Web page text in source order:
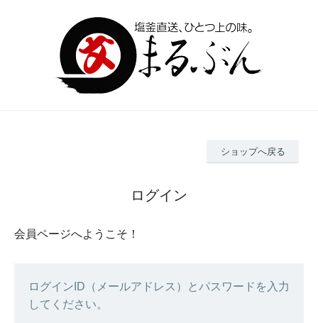
ショップへ戻る
ログイン
会員ページへようこそ！
ログインID（メールアドレス）とパスワードを入力
してください。